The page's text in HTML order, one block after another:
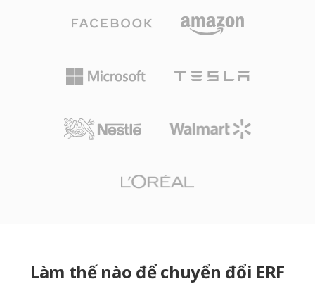
Làm thế nào để chuyển đổi ERF